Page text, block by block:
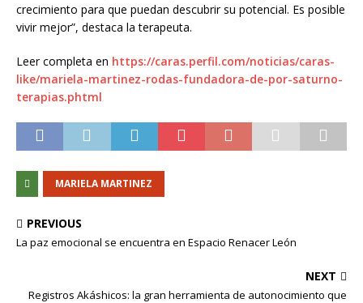
crecimiento para que puedan descubrir su potencial. Es posible
vivir mejor”, destaca la terapeuta.
Leer completa en https://caras.perfil.com/noticias/caras-
like/mariela-martinez-rodas-fundadora-de-por-saturno-
terapias.phtml
MARIELA MARTINEZ
PREVIOUS
La paz emocional se encuentra en Espacio Renacer León
NEXT
Registros Akáshicos: la gran herramienta de autonocimiento que